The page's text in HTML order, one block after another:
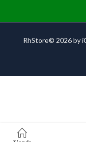
RhStore© 2026 by